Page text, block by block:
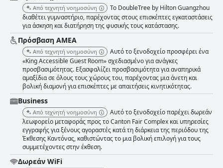
Από τεχνητή νοημοσύνη
Το DoubleTree by Hilton Guangzhou
διαθέτει γυμναστήριο, παρέχοντας στους επισκέπτες εγκαταστάσεις
για άσκηση και διατήρηση της φυσικής τους κατάστασης.
Πρόσβαση ΑΜΕΑ
Από τεχνητή νοημοσύνη
Αυτό το ξενοδοχείο προσφέρει ένα
«King Accessible Guest Room» σχεδιασμένο για ανάγκες
προσβασιμότητας. Εξασφαλίζει προσβασιμότητα για αναπηρικά
αμαξίδια σε όλους τους χώρους του, παρέχοντας μια άνετη και
βολική διαμονή για επισκέπτες με απαιτήσεις κινητικότητας.
Business
Από τεχνητή νοημοσύνη
Αυτό το ξενοδοχείο παρέχει δωρεάν
λεωφορείο μεταφοράς προς το Canton Fair Complex και υπηρεσίες
εγγραφής για ξένους αγοραστές κατά τη διάρκεια της περιόδου της
Έκθεσης Καντόνας, καθιστώντας το μια βολική επιλογή για τους
συμμετέχοντες στην έκθεση.
Δωρεάν WiFi